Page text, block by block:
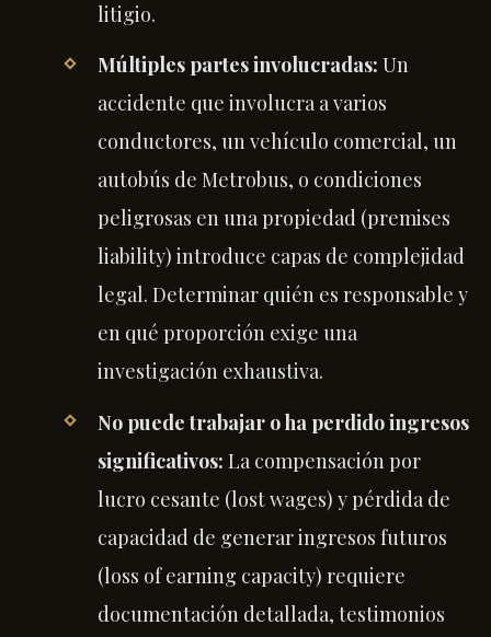
litigio.
Múltiples partes involucradas: Un
accidente que involucra a varios
conductores, un vehículo comercial, un
autobús de Metrobus, o condiciones
peligrosas en una propiedad (premises
liability) introduce capas de complejidad
legal. Determinar quién es responsable y
en qué proporción exige una
investigación exhaustiva.
No puede trabajar o ha perdido ingresos
significativos: La compensación por
lucro cesante (lost wages) y pérdida de
capacidad de generar ingresos futuros
(loss of earning capacity) requiere
documentación detallada, testimonios